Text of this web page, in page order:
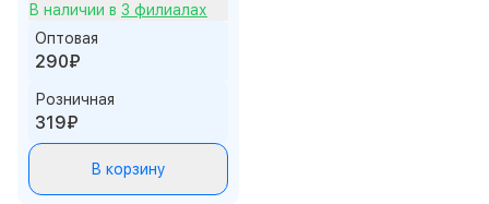
В наличии в 3 филиалах
Оптовая
290₽
Розничная
319₽
В корзину